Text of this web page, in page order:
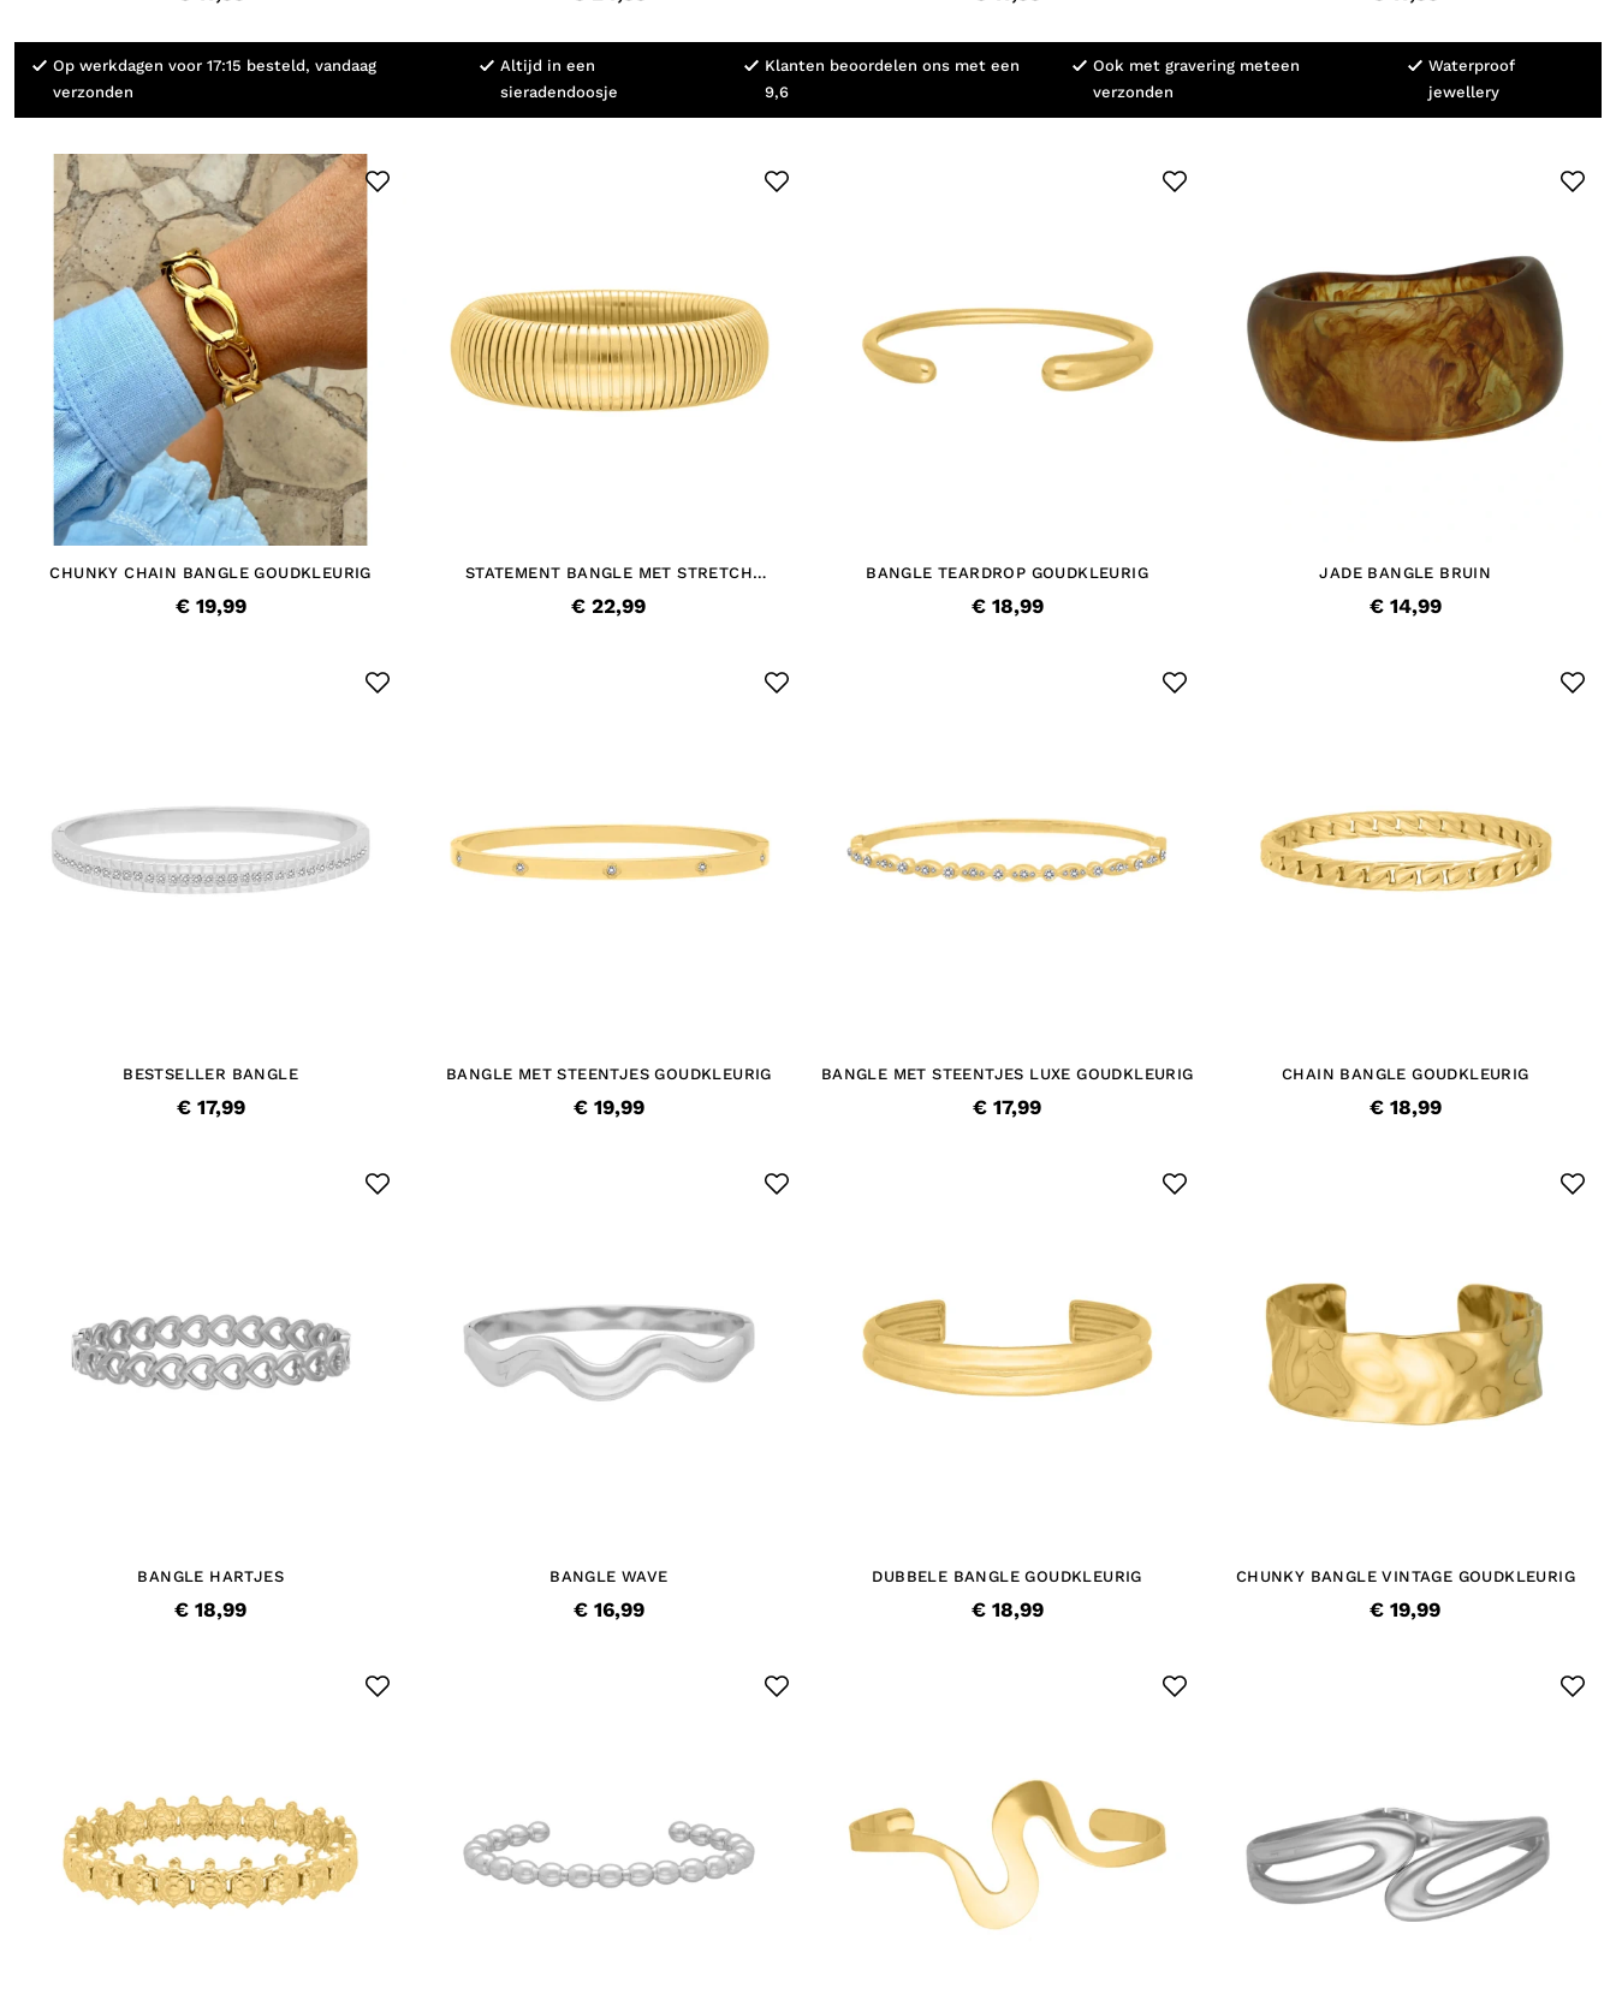
Op werkdagen voor 17:15 besteld, vandaag
verzonden
Altijd in een
sieradendoosje
Klanten beoordelen ons met een
9,6
Ook met gravering meteen
verzonden
Waterproof
jewellery
CHUNKY CHAIN BANGLE GOUDKLEURIG
€ 19,99
STATEMENT BANGLE MET STRETCH
€ 22,99
BANGLE TEARDROP GOUDKLEURIG
€ 18,99
JADE BANGLE BRUIN
€ 14,99
BESTSELLER BANGLE
€ 17,99
BANGLE MET STEENTJES GOUDKLEURIG
€ 19,99
BANGLE MET STEENTJES LUXE GOUDKLEURIG
€ 17,99
CHAIN BANGLE GOUDKLEURIG
€ 18,99
BANGLE HARTJES
€ 18,99
BANGLE WAVE
€ 16,99
DUBBELE BANGLE GOUDKLEURIG
€ 18,99
CHUNKY BANGLE VINTAGE GOUDKLEURIG
€ 19,99